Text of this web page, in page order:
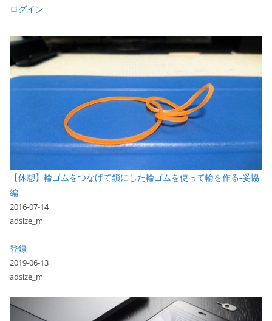
ログイン
【休憩】輪ゴムをつなげて鎖にした輪ゴムを使って輪を作る-妥協
編
2016-07-14
adsize_m
登録
2019-06-13
adsize_m